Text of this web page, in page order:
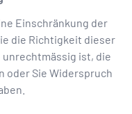
Einschränkung der
die Richtigkeit dieser
ist, die
oder Sie Widerspruch